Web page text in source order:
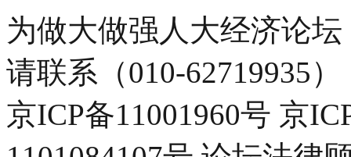
为做大做强人大经济论
请联系（010-62719935）
京ICP备11001960号 京